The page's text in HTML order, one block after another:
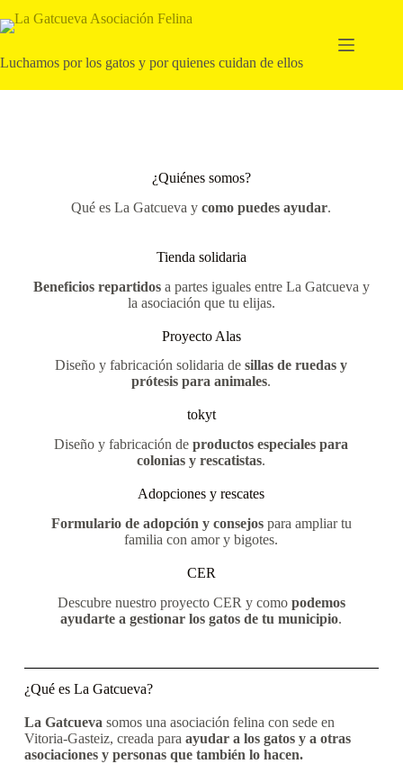
Luchamos por los gatos y por quienes cuidan de ellos
¿Quiénes somos?
Qué es La Gatcueva ycomo puedes ayudar.
Tienda solidaria
Beneficios repartidosa partes iguales entre La Gatcueva y
la asociación que tu elijas.
Proyecto Alas
Diseño y fabricación solidaria desillas de ruedas y
prótesis para animales.
tokyt
Diseño y fabricación deproductos especiales para
colonias y rescatistas.
Adopciones y rescates
Formulario de adopción y consejospara ampliar tu
familia con amor y bigotes.
CER
Descubre nuestro proyecto CER y como podemos
ayudarte a gestionar los gatos de tu municipio.
¿Qué es La Gatcueva?
La Gatcueva somos una asociación felina con sede en
Vitoria-Gasteiz, creada para ayudar a los gatos y a otras
asociaciones y personas que también lo hacen.